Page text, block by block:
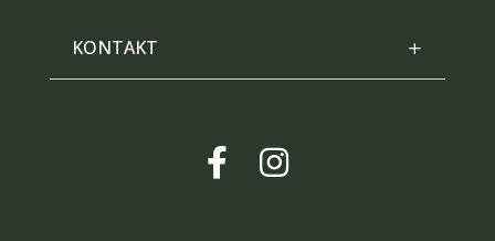
KONTAKT
 